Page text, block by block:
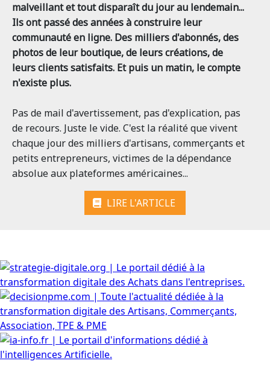
malveillant et tout disparaît du jour au lendemain...
Ils ont passé des années à construire leur
communauté en ligne. Des milliers d'abonnés, des
photos de leur boutique, de leurs créations, de
leurs clients satisfaits. Et puis un matin, le compte
n'existe plus.
Pas de mail d'avertissement, pas d'explication, pas
de recours. Juste le vide. C'est la réalité que vivent
chaque jour des milliers d'artisans, commerçants et
petits entrepreneurs, victimes de la dépendance
absolue aux plateformes américaines...
LIRE L'ARTICLE